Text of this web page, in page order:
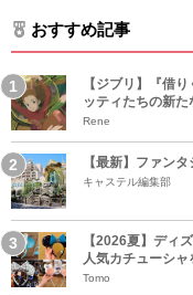
おすすめ記事
【ジブリ】『借
ッティたちの新
Rene
【最新】ファン
キャステル編集部
【2026夏】ディ
人気カチューシャ
Tomo